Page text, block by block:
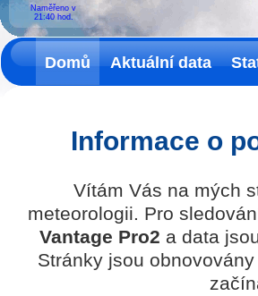
Naměřeno v
21:40hod.
Domů Aktuální data
Informace o
Vítám Vás na mých
meteorologii. Pro
Vantage Pro2 a data
Stránky jsou